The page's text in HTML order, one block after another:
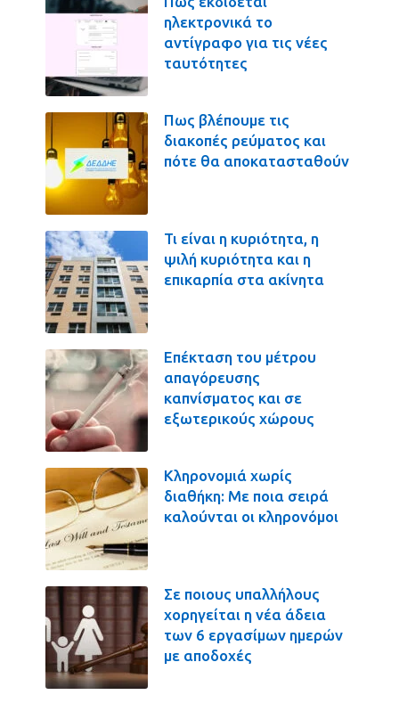
ηλεκτρονικά το
αντίγραφο για τις νέες
ταυτότητες
Πως βλέπουμε τις
διακοπές ρεύματος και
πότε θα αποκατασταθούν
Τι είναι η κυριότητα, η
ψιλή κυριότητα και η
επικαρπία στα ακίνητα
Επέκταση του μέτρου
απαγόρευσης
καπνίσματος και σε
εξωτερικούς χώρους
Κληρονομιά χωρίς
διαθήκη: Με ποια σειρά
καλούνται οι κληρονόμοι
Σε ποιους υπαλλήλους
χορηγείται η νέα άδεια
των 6 εργασίμων ημερών
με αποδοχές